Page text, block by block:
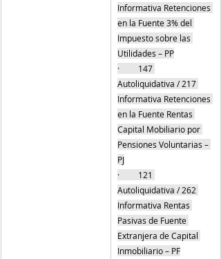
Informativa Retenciones
en la Fuente 3% del
Impuesto sobre las
Utilidades – PP
·         147
Autoliquidativa / 217
Informativa Retenciones
en la Fuente Rentas
Capital Mobiliario por
Pensiones Voluntarias –
PJ
·         121
Autoliquidativa / 262
Informativa Rentas
Pasivas de Fuente
Extranjera de Capital
Inmobiliario – PF